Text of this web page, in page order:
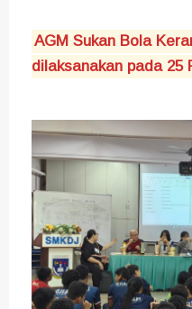
AGM Sukan Bola
dilaksanakan pada 25